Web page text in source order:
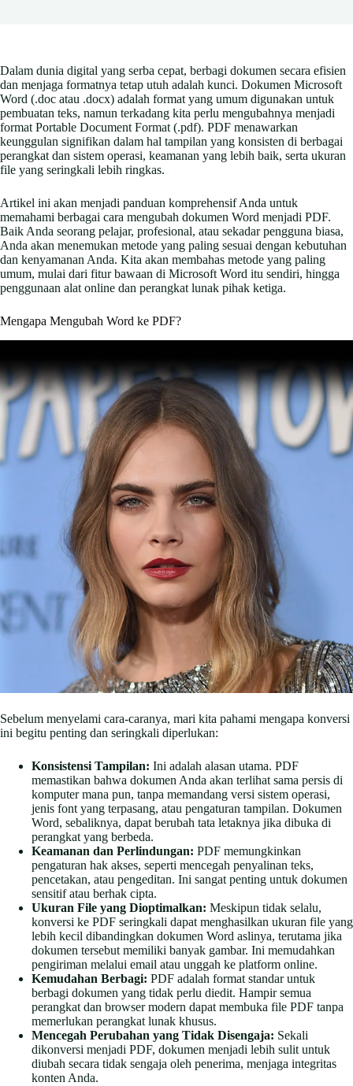
Dalam dunia digital yang serba cepat, berbagi dokumen secara efisien
dan menjaga formatnya tetap utuh adalah kunci. Dokumen Microsoft
Word (.doc atau .docx) adalah format yang umum digunakan untuk
pembuatan teks, namun terkadang kita perlu mengubahnya menjadi
format Portable Document Format (.pdf). PDF menawarkan
keunggulan signifikan dalam hal tampilan yang konsisten di berbagai
perangkat dan sistem operasi, keamanan yang lebih baik, serta ukuran
file yang seringkali lebih ringkas.
Artikel ini akan menjadi panduan komprehensif Anda untuk
memahami berbagai cara mengubah dokumen Word menjadi PDF.
Baik Anda seorang pelajar, profesional, atau sekadar pengguna biasa,
Anda akan menemukan metode yang paling sesuai dengan kebutuhan
dan kenyamanan Anda. Kita akan membahas metode yang paling
umum, mulai dari fitur bawaan di Microsoft Word itu sendiri, hingga
penggunaan alat online dan perangkat lunak pihak ketiga.
Mengapa Mengubah Word ke PDF?
Sebelum menyelami cara-caranya, mari kita pahami mengapa konversi
ini begitu penting dan seringkali diperlukan:
Konsistensi Tampilan: Ini adalah alasan utama. PDF
memastikan bahwa dokumen Anda akan terlihat sama persis di
komputer mana pun, tanpa memandang versi sistem operasi,
jenis font yang terpasang, atau pengaturan tampilan. Dokumen
Word, sebaliknya, dapat berubah tata letaknya jika dibuka di
perangkat yang berbeda.
Keamanan dan Perlindungan: PDF memungkinkan
pengaturan hak akses, seperti mencegah penyalinan teks,
pencetakan, atau pengeditan. Ini sangat penting untuk dokumen
sensitif atau berhak cipta.
Ukuran File yang Dioptimalkan: Meskipun tidak selalu,
konversi ke PDF seringkali dapat menghasilkan ukuran file yang
lebih kecil dibandingkan dokumen Word aslinya, terutama jika
dokumen tersebut memiliki banyak gambar. Ini memudahkan
pengiriman melalui email atau unggah ke platform online.
Kemudahan Berbagi: PDF adalah format standar untuk
berbagi dokumen yang tidak perlu diedit. Hampir semua
perangkat dan browser modern dapat membuka file PDF tanpa
memerlukan perangkat lunak khusus.
Mencegah Perubahan yang Tidak Disengaja: Sekali
dikonversi menjadi PDF, dokumen menjadi lebih sulit untuk
diubah secara tidak sengaja oleh penerima, menjaga integritas
konten Anda.